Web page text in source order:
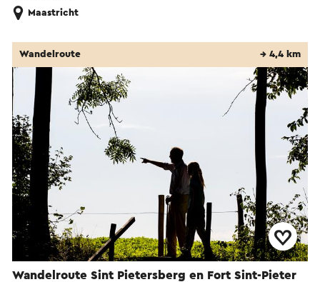
Maastricht
Wandelroute Sint Pietersberg en Fort Sint-Pieter
Wandelroute → 4,4 km